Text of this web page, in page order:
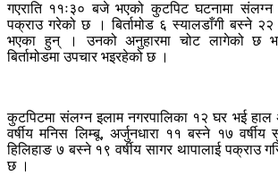
गएराति ११ः३० बजे भएको कुटपिट घटनामा संलग्न
पक्राउ गरेको छ । बिर्तामोड ६ स्यालडाँगी बस्ने २२
भएका हुन् । उनको अनुहारमा चोट लागेको छ
बिर्तामोडमा उपचार भइरहेको छ ।
कुटपिटमा संलग्न इलाम नगरपालिका १२ घर भई हाल
वर्षीय मनिस लिम्बू, अर्जुनधारा ११ बस्ने १७
हिलिहाङ ७ बस्ने १९ वर्षीय सागर थापालाई पक्राउ
छ ।